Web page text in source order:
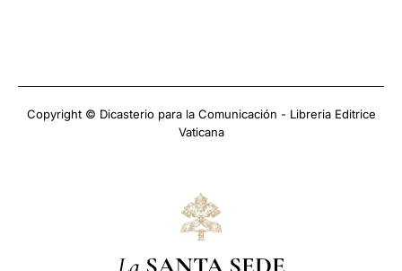
Copyright © Dicasterio para la Comunicación - Libreria Editrice
Vaticana
La